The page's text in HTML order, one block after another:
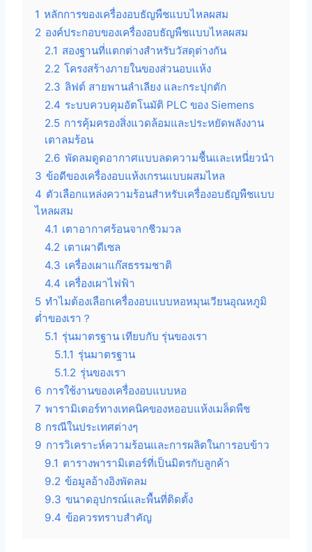
1 หลักการของเครื่องอบธัญพืชแบบไหลผสม
2 องค์ประกอบของเครื่องอบธัญพืชแบบไหลผสม
2.1 สองฐานที่แตกต่างสำหรับวัสดุต่างกัน
2.2 โครงสร้างภายในของส่วนอบแห้ง
2.3 ลิฟต์ สายพานลำเลียง และกระปุกตัก
2.4 ระบบควบคุมอัตโนมัติ PLC ของ Siemens
2.5 การคุ้มครองสิ่งแวดล้อมและประหยัดพลังงาน
เตาลมร้อน
2.6 พัดลมดูดอากาศแบบลดความชื้นและเหนี่ยวนำ
3 ข้อดีของเครื่องอบแห้งเกรนแบบผสมไหล
4 ตัวเลือกแหล่งความร้อนสำหรับเครื่องอบธัญพืชแบบ
ไหลผสม
4.1 เตาอากาศร้อนจากชีวมวล
4.2 เตาเผาดีเซล
4.3 เครื่องเผาแก๊สธรรมชาติ
4.4 เครื่องเผาไฟฟ้า
5 ทำไมต้องเลือกเครื่องอบแบบหอหมุนเวียนอุณหภูมิ
ต่ำของเรา？
5.1 รุ่นมาตรฐาน เทียบกับ รุ่นของเรา
5.1.1 รุ่นมาตรฐาน
5.1.2 รุ่นของเรา
6 การใช้งานของเครื่องอบแบบหอ
7 พารามิเตอร์ทางเทคนิคของหออบแห้งเมล็ดพืช
8 กรณีในประเทศต่างๆ
9 การวิเคราะห์ความร้อนและการผลิตในการอบข้าว
9.1 ตารางพารามิเตอร์ที่เป็นมิตรกับลูกค้า
9.2 ข้อมูลอ้างอิงพัดลม
9.3 ขนาดอุปกรณ์และพื้นที่ติดตั้ง
9.4 ข้อควรทราบสำคัญ